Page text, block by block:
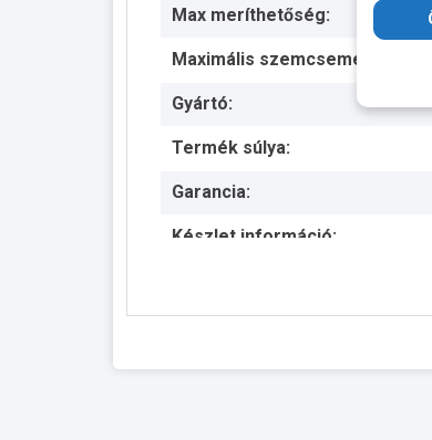
Max meríthetőség:
Maximális szemcseméret:
Gyártó:
Termék súlya:
Garancia:
Készlet információ: